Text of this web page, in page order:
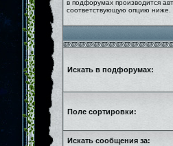
в подфорумах производится
соответствующую опцию ниже.
Искать в подфорумах:
Поле сортировки:
Искать сообщения за: